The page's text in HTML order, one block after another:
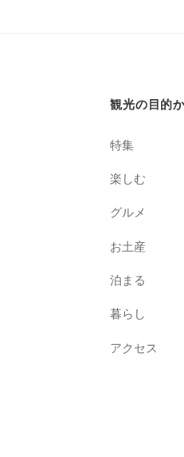
観光の目的
特集
楽しむ
グルメ
お土産
泊まる
暮らし
アクセス